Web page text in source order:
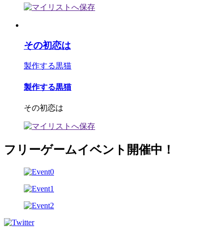
その初恋は
製作する黒猫
製作する黒猫
その初恋は
フリーゲームイベント開催中！